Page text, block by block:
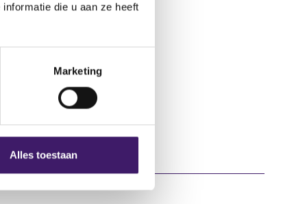
die u aan ze heeft
Marketing
Alles toestaan